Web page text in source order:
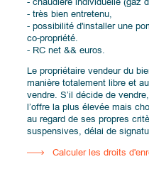
- très bien entretenu,
- possibilité d'installer une
co-propriété.
- RC net && euros.
Le propriétaire vendeur du
manière totalement libre et
vendre. S’il décide de
l’offre la plus élevée mais
au regard de ses propres
suspensives, délai de
Calculer les droits